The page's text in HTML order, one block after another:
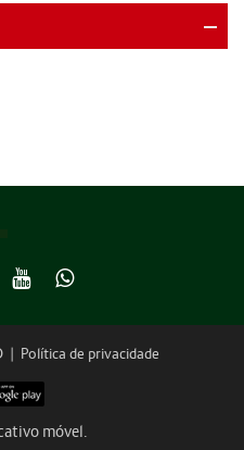
| Política de privacidade
móvel.